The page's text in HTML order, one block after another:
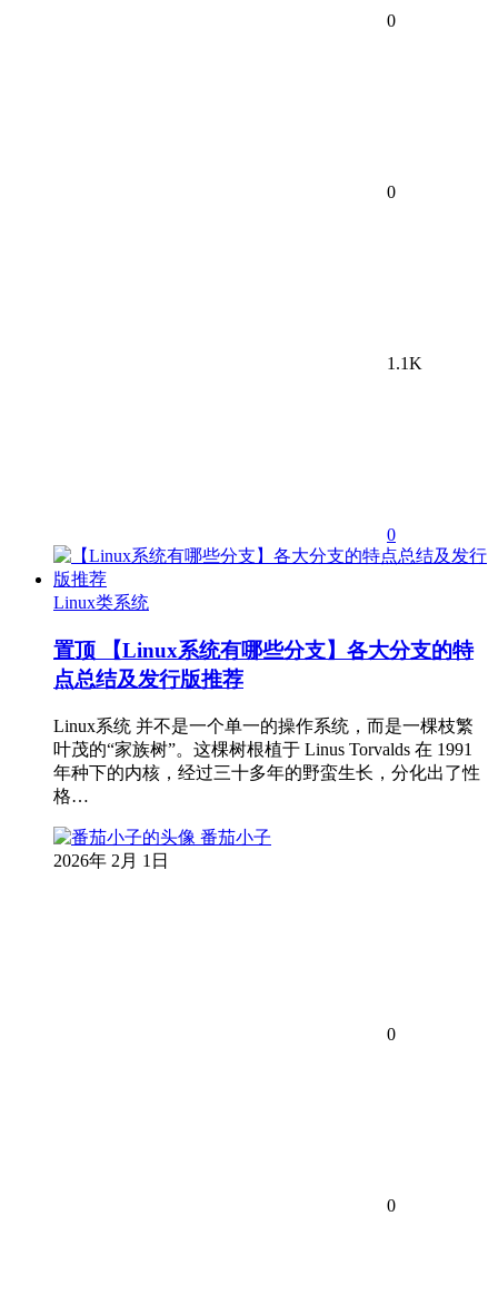
0
0
1.1K
0
Linux类系统
置顶 【Linux系统有哪些分支】各大分支的特
点总结及发行版推荐
Linux系统 并不是一个单一的操作系统，而是一棵枝繁
叶茂的“家族树”。这棵树根植于 Linus Torvalds 在 1991
年种下的内核，经过三十多年的野蛮生长，分化出了性
格…
番茄小子
2026年 2月 1日
0
0